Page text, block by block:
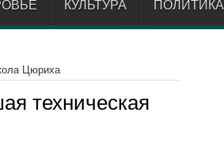
КУЛЬТУРА ПОЛИТИКА
Цюриха
техническая